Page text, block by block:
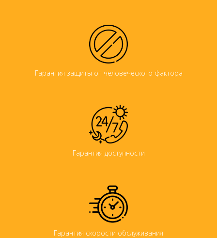
Гарантия защиты от человеческого фактора
Гарантия доступности
Гарантия скорости обслуживания